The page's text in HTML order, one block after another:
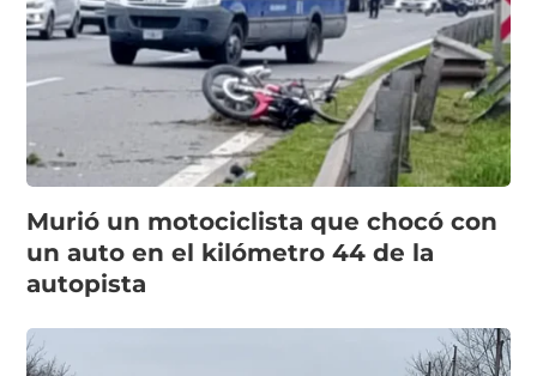
Murió un motociclista que chocó con
un auto en el kilómetro 44 de la
autopista